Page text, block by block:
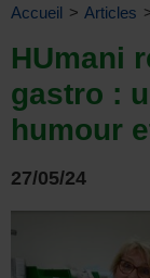
Accueil > Articles
HUmani
gastro :
humour
27/05/24